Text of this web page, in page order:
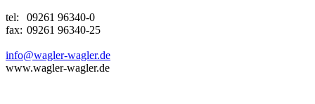
tel:
09261 96340-0
fax: 09261 96340-25
info@wagler-wagler.de
www.wagler-wagler.de